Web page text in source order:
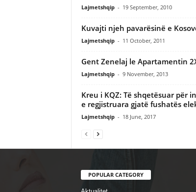
Lajmetshqip - 19 September, 2010
Kuvajti njeh pavarësinë e
Lajmetshqip - 11 October, 2011
Gent Zenelaj le Apartamentin
Lajmetshqip - 9 November, 2013
Kreu i KQZ: Të shqetësuar për
e regjistruara gjatë fushatës
Lajmetshqip - 18 June, 2017
POPULAR CATEGORY